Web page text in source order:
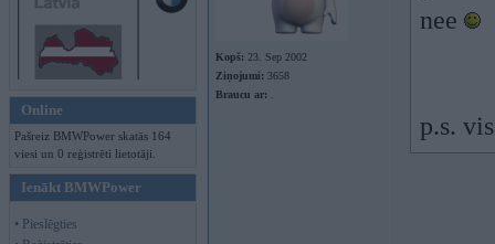
Online
Pašreiz BMWPower skatās 164
viesi un 0 reģistrēti lietotāji.
Ienākt BMWPower
• Pieslēgties
Kopš: 23. Sep 2002
Ziņojumi: 3658
Braucu ar:
nee
p.s.